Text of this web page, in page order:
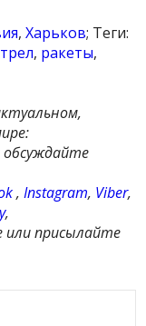
,Харьков; Теги:
, ракеты,
обсуждайте
,Instagram, Viber,
,
присылайте